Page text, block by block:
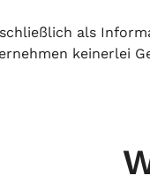
als
keinerlei